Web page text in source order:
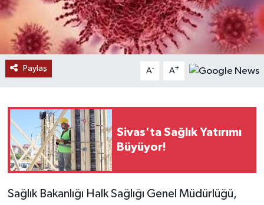
Paylaş A- A+
Sivas'ta Sağlık Yatırımı
Büyüyor!
Sağlık Bakanlığı Halk Sağlığı Genel Müdürlüğü,
SOSYAL YARDIMLAR
SPONSORLU YAZI
SPOR
YAŞAM